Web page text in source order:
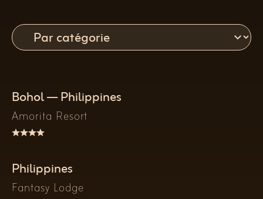
Bohol — Philippines
Amorita Resort
Philippines
Fantasy Lodge